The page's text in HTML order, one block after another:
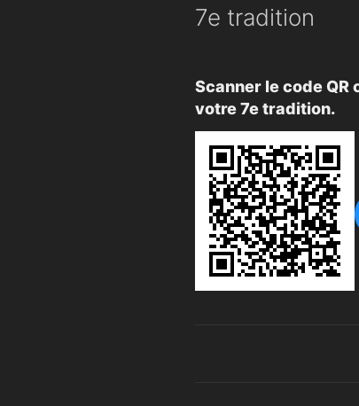
7e tradition
Scanner le code
votre 7e tradition.